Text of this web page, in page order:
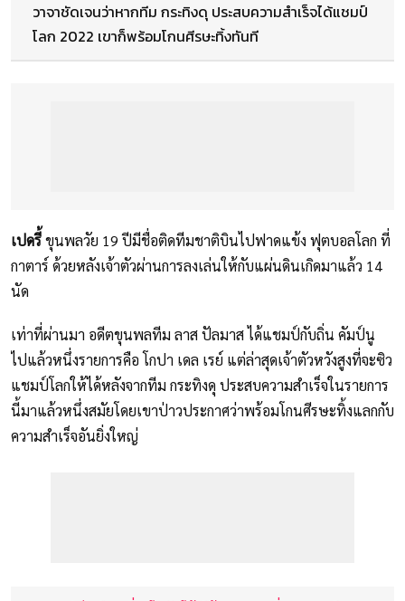
วาจาชัดเจนว่าหากทีม กระทิงดุ ประสบความสำเร็จได้แชมป์
โลก 2022 เขาก็พร้อมโกนศีรษะทิ้งทันที
เปดรี้ขุนพลวัย 19 ปีมีชื่อติดทีมชาติบินไปฟาดแข้ง ฟุตบอลโลก ที่
กาตาร์ ด้วยหลังเจ้าตัวผ่านการลงเล่นให้กับแผ่นดินเกิดมาแล้ว 14
นัด
เท่าที่ผ่านมา อดีตขุนพลทีม ลาส ปัลมาส ได้แชมป์กับถิ่น คัมป์นู
ไปแล้วหนึ่งรายการคือ โกปา เดล เรย์ แต่ล่าสุดเจ้าตัวหวังสูงที่จะซิว
แชมป์โลกให้ได้หลังจากทีม กระทิงดุ ประสบความสำเร็จในรายการ
นี้มาแล้วหนึ่งสมัยโดยเขาป่าวประกาศว่าพร้อมโกนศีรษะทิ้งแลกกับ
ความสำเร็จอันยิ่งใหญ่